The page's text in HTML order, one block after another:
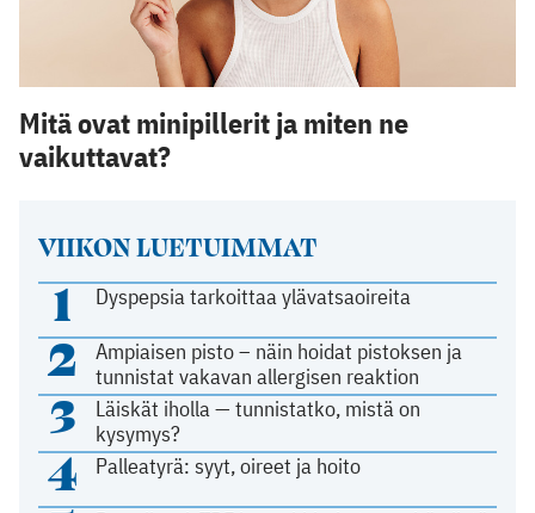
VIIKON LUETUIMMAT
1 Dyspepsia tarkoittaa ylävatsaoireita
2
Ampiaisen pisto – näin hoidat pistoksen ja
tunnistat vakavan allergisen reaktion
3
Läiskät iholla — tunnistatko, mistä on
kysymys?
4 Palleatyrä: syyt, oireet ja hoito
Mitä ovat minipillerit ja miten ne
vaikuttavat?